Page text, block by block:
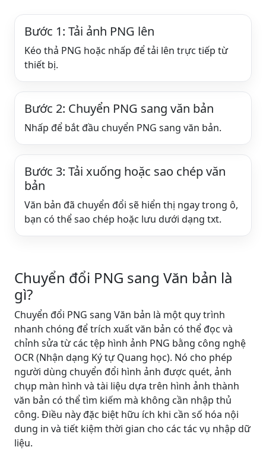
Bước 1: Tải ảnh PNG lên
Kéo thả PNG hoặc nhấp để tải lên trực tiếp từ
thiết bị.
Bước 2: Chuyển PNG sang văn bản
Nhấp để bắt đầu chuyển PNG sang văn bản.
Bước 3: Tải xuống hoặc sao chép văn
bản
Văn bản đã chuyển đổi sẽ hiển thị ngay trong ô,
bạn có thể sao chép hoặc lưu dưới dạng txt.
Chuyển đổi PNG sang Văn bản là
gì?
Chuyển đổi PNG sang Văn bản là một quy trình
nhanh chóng để trích xuất văn bản có thể đọc và
chỉnh sửa từ các tệp hình ảnh PNG bằng công nghệ
OCR (Nhận dạng Ký tự Quang học). Nó cho phép
người dùng chuyển đổi hình ảnh được quét, ảnh
chụp màn hình và tài liệu dựa trên hình ảnh thành
văn bản có thể tìm kiếm mà không cần nhập thủ
công. Điều này đặc biệt hữu ích khi cần số hóa nội
dung in và tiết kiệm thời gian cho các tác vụ nhập dữ
liệu.